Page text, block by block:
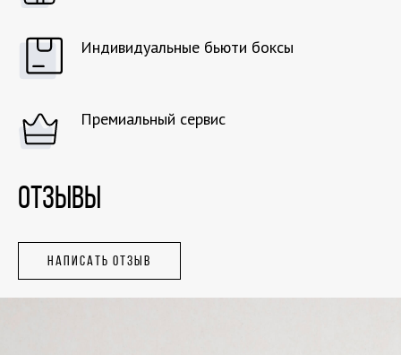
Индивидуальные бьюти боксы
Премиальный сервис
ОТЗЫВЫ
НАПИСАТЬ ОТЗЫВ